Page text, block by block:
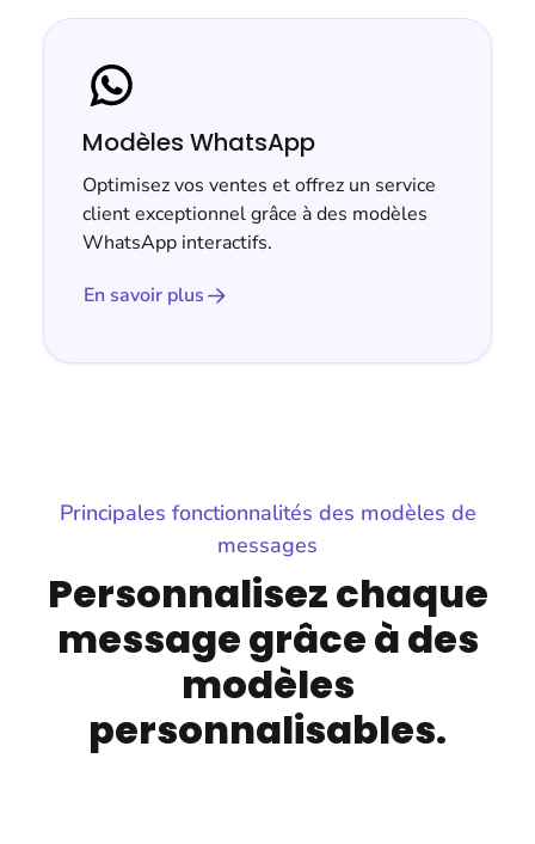
Modèles WhatsApp
Optimisez vos ventes et offrez un service
client exceptionnel grâce à des modèles
WhatsApp interactifs.
En savoir plus
Principales fonctionnalités des modèles de
messages
Personnalisez chaque
message grâce à des
modèles
personnalisables.